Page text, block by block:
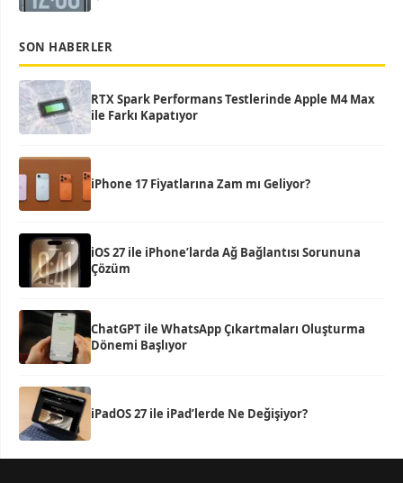
SON HABERLER
RTX Spark Performans Testlerinde Apple M4 Max
ile Farkı Kapatıyor
iPhone 17 Fiyatlarına Zam mı Geliyor?
iOS 27 ile iPhone’larda Ağ Bağlantısı Sorununa
Çözüm
ChatGPT ile WhatsApp Çıkartmaları Oluşturma
Dönemi Başlıyor
iPadOS 27 ile iPad’lerde Ne Değişiyor?